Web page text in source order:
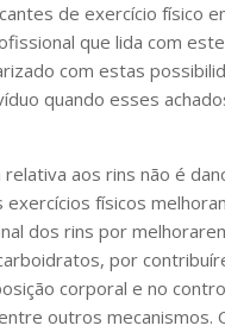
de exercício físico
que lida com
com estas
quando esses
relativa aos rins não é
físicos
dos rins por
por
corporal e no
outros mecanismos.